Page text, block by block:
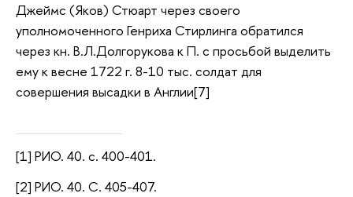
Джеймс (Яков) Стюарт через своего
уполномоченного Генриха Стирлинга обратился
через кн. В.Л.Долгорукова к П. с просьбой выделить
ему к весне 1722 г. 8-10 тыс. солдат для
совершения высадки в Англии[7]
[1] РИО. 40. с. 400-401.
[2] РИО. 40. С. 405-407.